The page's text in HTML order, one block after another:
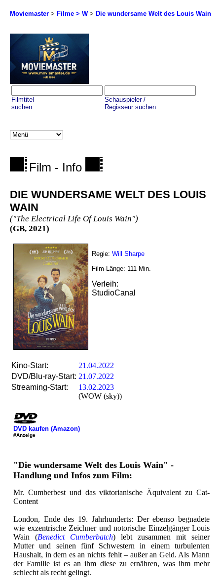
Moviemaster > Filme > W> Die wundersame Welt des Louis Wain
Filmtitel
suchen
Schauspieler /
Regisseur suchen
Film - Info
DIE WUNDERSAME WELT DES LOUIS
WAIN
("The Electrical Life Of Louis Wain")
(GB, 2021)
Regie: Will Sharpe
Film-Länge: 111 Min.
Verleih:
StudioCanal
Kino-Start:
21.04.2022
DVD/Blu-ray-Start: 21.07.2022
Streaming-Start:
13.02.2023
(WOW (sky))
DVD kaufen (Amazon)
#Anzeige
"Die wundersame Welt des Louis Wain" -
Handlung und Infos zum Film:
Mr. Cumberbest und das viktorianische Äquivalent zu Cat-
Content
London, Ende des 19. Jahrhunderts: Der ebenso begnadete
wie exzentrische Zeichner und notorische Einzelgänger Louis
Wain (Benedict Cumberbatch) lebt zusammen mit seiner
Mutter und seinen fünf Schwestern in einem turbulenten
Haushalt, in dem es an nichts fehlt – außer an Geld. Als Mann
der Familie ist es an ihm diese zu ernähren, was ihm mehr
schlecht als recht gelingt.